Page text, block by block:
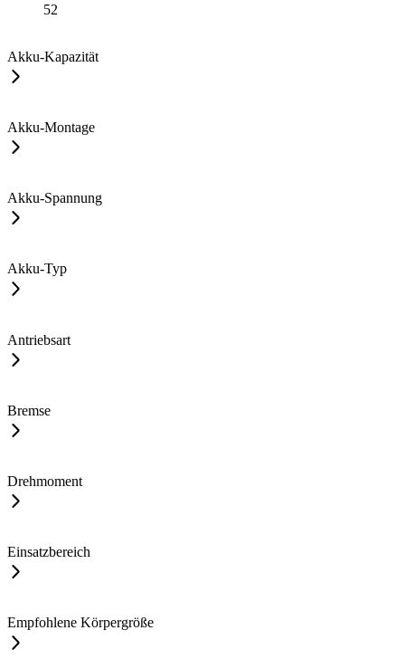
52
Akku-Kapazität
Akku-Montage
Akku-Spannung
Akku-Typ
Antriebsart
Bremse
Drehmoment
Einsatzbereich
Empfohlene Körpergröße